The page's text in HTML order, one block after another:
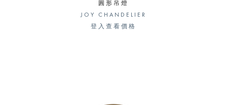
圓形吊燈
JOY CHANDELIER
登入查看價格